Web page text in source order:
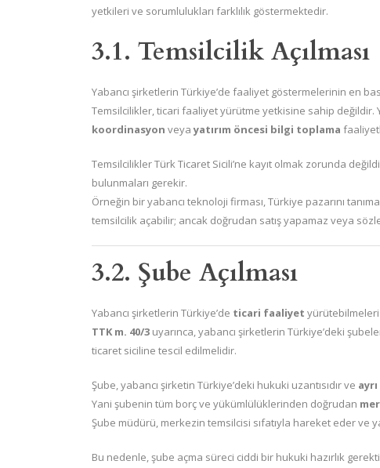
yetkileri ve sorumlulukları farklılık göstermektedir.
3.1. Temsilcilik Açılması
Yabancı şirketlerin Türkiye’de faaliyet göstermelerinin en
Temsilcilikler, ticari faaliyet yürütme yetkisine sahip değildir.
koordinasyon veyayatırım öncesi bilgi toplama
Temsilcilikler Türk Ticaret Sicili’ne kayıt olmak zorunda
bulunmaları gerekir.
Örneğin bir yabancı teknoloji firması, Türkiye pazarını
temsilcilik açabilir; ancak doğrudan satış yapamaz veya
3.2. Şube Açılması
Yabancı şirketlerin Türkiye’de ticari faaliyet yürütebilmeleri
TTK m. 40/3 uyarınca, yabancı şirketlerin Türkiye’deki
ticaret siciline tescil edilmelidir.
Şube, yabancı şirketin Türkiye’deki hukuki uzantısıdır ve
Yani şubenin tüm borç ve yükümlülüklerinden doğrudan
Şube müdürü, merkezin temsilcisi sıfatıyla hareket eder ve
Bu nedenle, şube açma süreci ciddi bir hukuki hazırlık